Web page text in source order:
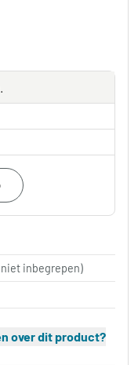
inbegrepen)
over dit product?